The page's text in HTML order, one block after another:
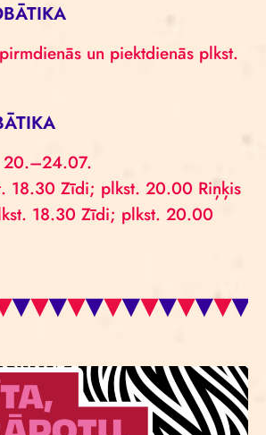
un piektdienās plkst.
18.30 Zīdi; plkst. 20.00 Riņķis
18.30 Zīdi; plkst. 20.00